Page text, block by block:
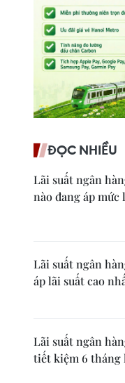
ĐỌC NHIỀU
Lãi suất ngân
nào đang áp mức
Lãi suất ngân
áp lãi suất cao
Lãi suất ngân
tiết kiệm 6 tháng